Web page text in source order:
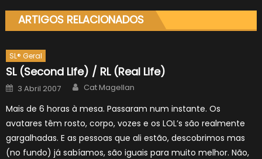
ARTIGOS RELACIONADOS
SL® Geral
SL (Second Life) / RL (Real Life)
Posted
on
3 Abril 2007 Author
Cat Magellan
Mais de 6 horas à mesa. Passaram num instante. Os
avatares têm rosto, corpo, vozes e os LOL’s são realmente
gargalhadas. E as pessoas que ali estão, descobrimos mas
(no fundo) já sabíamos, são iguais para muito melhor. Não,